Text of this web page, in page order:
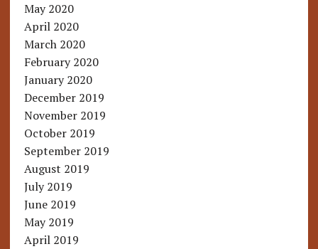
May 2020
April 2020
March 2020
February 2020
January 2020
December 2019
November 2019
October 2019
September 2019
August 2019
July 2019
June 2019
May 2019
April 2019